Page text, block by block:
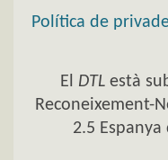
Política de
El DTLestà
Reconeixement-
2.5